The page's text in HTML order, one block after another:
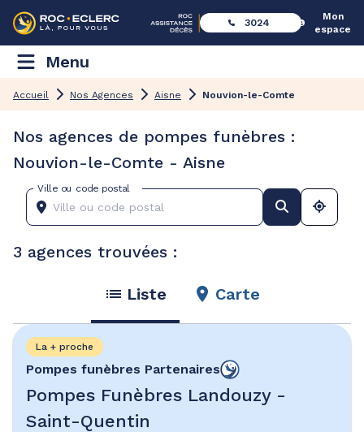
3024
Mon
espace
Menu
Accueil Nos Agences Aisne Nouvion-le-Comte
Nos agences de pompes funèbres :
Nouvion-le-Comte - Aisne
Ville ou code postal
3 agences trouvées :
Liste Carte
Pompes funèbres Partenaires
Pompes Funèbres Landouzy -
Saint-Quentin
La + proche